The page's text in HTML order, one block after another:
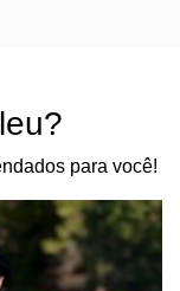
para você!